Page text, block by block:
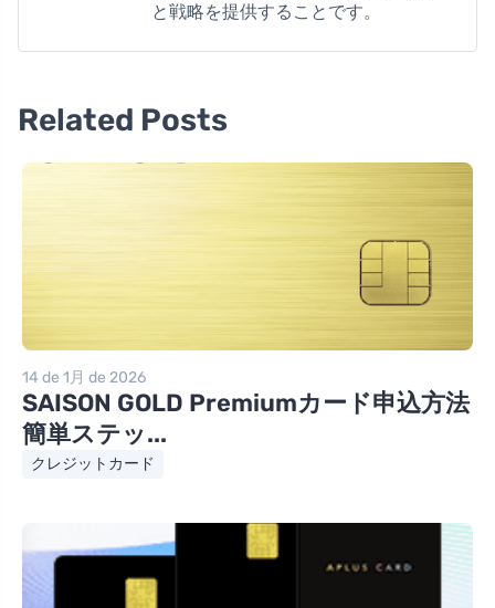
と戦略を提供することです。
Related Posts
14 de 1月 de 2026
SAISON GOLD Premiumカード申込方法
簡単ステッ...
クレジットカード